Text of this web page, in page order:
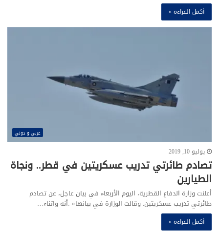
أكمل القراءة »
عربي و دولي
يوليو 10, 2019
تصادم طائرتي تدريب عسكريتين في قطر.. ونجاة
الطيارين
‬طائرتي‭ ‬تدريب‭ ‬عسكريتين‭.‬ وقالت‭ ‬الوزارة‭ ‬في‭ ‬بيانها‭: ‬‮«‬أنه‭ ‬واثناء‭…
أكمل القراءة »